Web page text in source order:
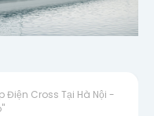
Điện Cross Tại Hà Nội -